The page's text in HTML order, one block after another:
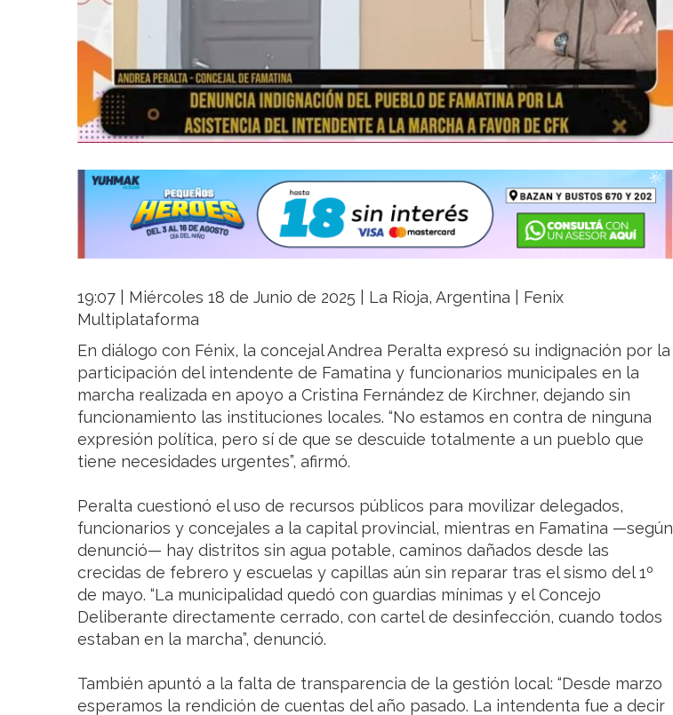
19:07 | Miércoles 18 de Junio de 2025 | La Rioja, Argentina | Fenix
Multiplataforma
En diálogo con Fénix, la concejal Andrea Peralta expresó su indignación por la
participación del intendente de Famatina y funcionarios municipales en la
marcha realizada en apoyo a Cristina Fernández de Kirchner, dejando sin
funcionamiento las instituciones locales. “No estamos en contra de ninguna
expresión política, pero sí de que se descuide totalmente a un pueblo que
tiene necesidades urgentes”, afirmó.
Peralta cuestionó el uso de recursos públicos para movilizar delegados,
funcionarios y concejales a la capital provincial, mientras en Famatina —según
denunció— hay distritos sin agua potable, caminos dañados desde las
crecidas de febrero y escuelas y capillas aún sin reparar tras el sismo del 1º
de mayo. “La municipalidad quedó con guardias mínimas y el Concejo
Deliberante directamente cerrado, con cartel de desinfección, cuando todos
estaban en la marcha”, denunció.
También apuntó a la falta de transparencia de la gestión local: “Desde marzo
esperamos la rendición de cuentas del año pasado. La intendenta fue a decir